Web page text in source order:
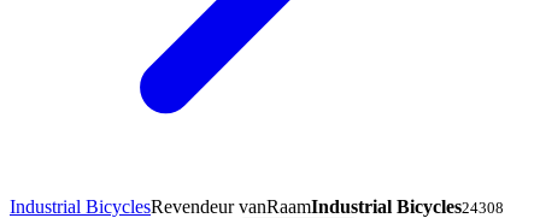
Industrial BicyclesRevendeur vanRaamIndustrial Bicycles24308